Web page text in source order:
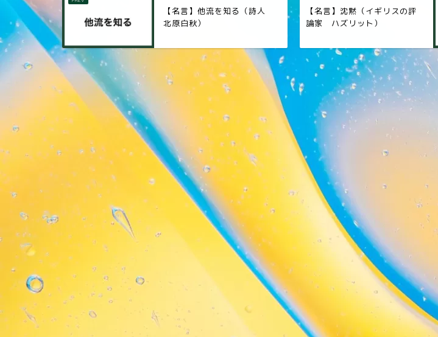
【名言】他流を知る（詩人
北原白秋）
【名言】沈黙（イギリスの評
論家 ハズリット）